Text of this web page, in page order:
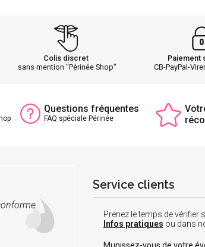
Colis discret
sans mention "Périnée Shop"
Paiement
CB-PayPal-
Questions fréquentes
FAQ spéciale Périnée
Service clients
Prenez le temps de
Infos pratiques ou dans